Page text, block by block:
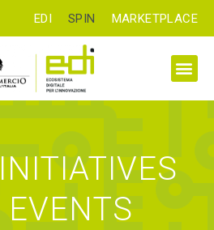
EDI SPIN MARKETPLACE